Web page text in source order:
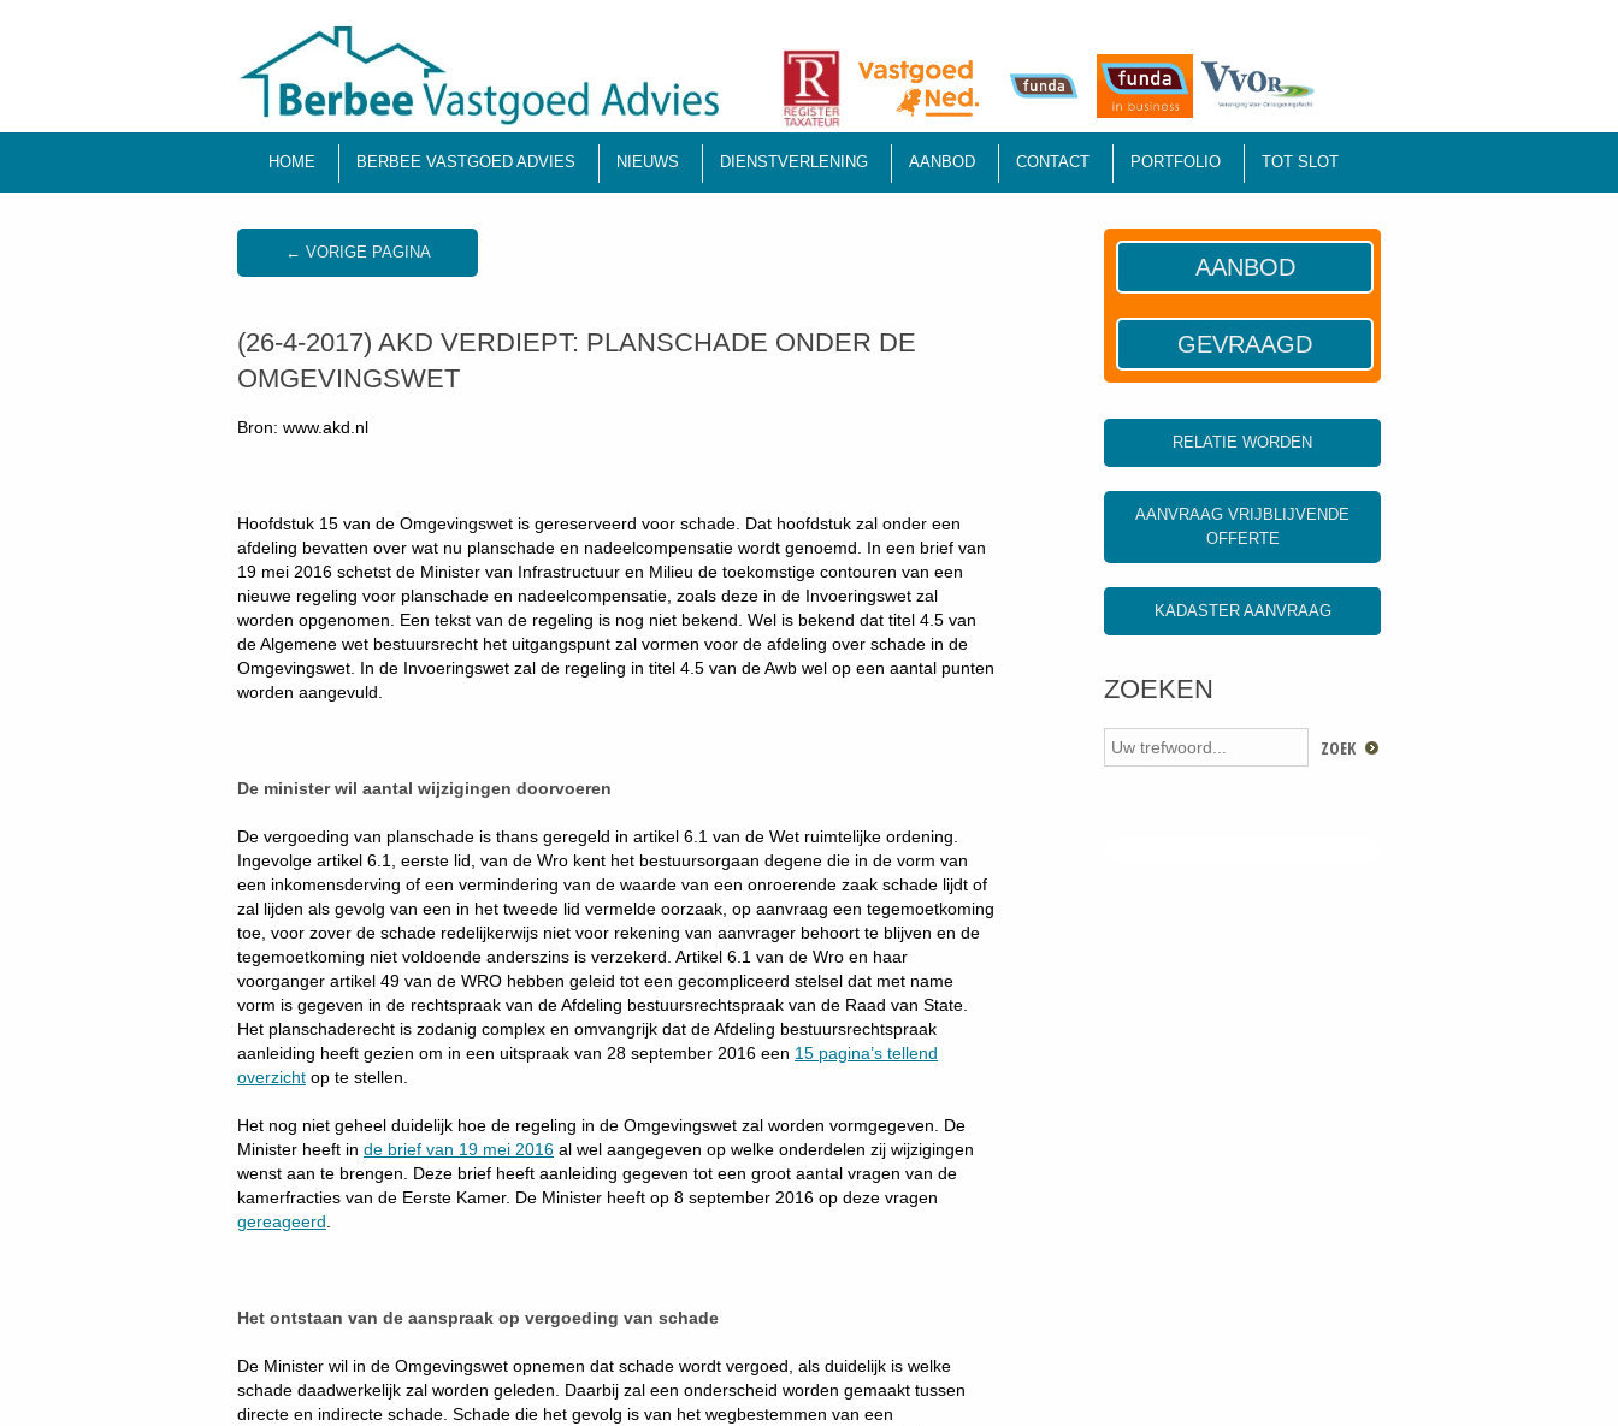
HOME BERBEE VASTGOED ADVIES NIEUWS DIENSTVERLENING AANBOD CONTACT PORTFOLIO TOT SLOT
← VORIGE PAGINA
(26-4-2017) AKD VERDIEPT: PLANSCHADE ONDER DE
OMGEVINGSWET
Bron: www.akd.nl
Hoofdstuk 15 van de Omgevingswet is gereserveerd voor schade. Dat hoofdstuk zal onder een
afdeling bevatten over wat nu planschade en nadeelcompensatie wordt genoemd. In een brief van
19 mei 2016 schetst de Minister van Infrastructuur en Milieu de toekomstige contouren van een
nieuwe regeling voor planschade en nadeelcompensatie, zoals deze in de Invoeringswet zal
worden opgenomen. Een tekst van de regeling is nog niet bekend. Wel is bekend dat titel 4.5 van
de Algemene wet bestuursrecht het uitgangspunt zal vormen voor de afdeling over schade in de
Omgevingswet. In de Invoeringswet zal de regeling in titel 4.5 van de Awb wel op een aantal punten
worden aangevuld.
De minister wil aantal wijzigingen doorvoeren
De vergoeding van planschade is thans geregeld in artikel 6.1 van de Wet ruimtelijke ordening.
Ingevolge artikel 6.1, eerste lid, van de Wro kent het bestuursorgaan degene die in de vorm van
een inkomensderving of een vermindering van de waarde van een onroerende zaak schade lijdt of
zal lijden als gevolg van een in het tweede lid vermelde oorzaak, op aanvraag een tegemoetkoming
toe, voor zover de schade redelijkerwijs niet voor rekening van aanvrager behoort te blijven en de
tegemoetkoming niet voldoende anderszins is verzekerd. Artikel 6.1 van de Wro en haar
voorganger artikel 49 van de WRO hebben geleid tot een gecompliceerd stelsel dat met name
vorm is gegeven in de rechtspraak van de Afdeling bestuursrechtspraak van de Raad van State.
Het planschaderecht is zodanig complex en omvangrijk dat de Afdeling bestuursrechtspraak
aanleiding heeft gezien om in een uitspraak van 28 september 2016 een 15 pagina’s tellend
overzicht op te stellen.
Het nog niet geheel duidelijk hoe de regeling in de Omgevingswet zal worden vormgegeven. De
Minister heeft in de brief van 19 mei 2016 al wel aangegeven op welke onderdelen zij wijzigingen
wenst aan te brengen. Deze brief heeft aanleiding gegeven tot een groot aantal vragen van de
kamerfracties van de Eerste Kamer. De Minister heeft op 8 september 2016 op deze vragen
gereageerd​​
Het ontstaan van de aanspraak op vergoeding van schade
De Minister wil in de Omgevingswet opnemen dat schade wordt vergoed, als duidelijk is welke
schade daadwerkelijk zal worden geleden. Daarbij zal een onderscheid worden gemaakt tussen
directe en indirecte schade. Schade die het gevolg is van het wegbestemmen van een
AANBOD
GEVRAAGD
RELATIE WORDEN
AANVRAAG VRIJBLIJVENDE
OFFERTE
KADASTER AANVRAAG
ZOEKEN